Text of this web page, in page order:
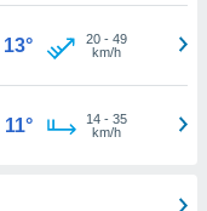
13° 20- 49
km/h
11° 14- 35
km/h